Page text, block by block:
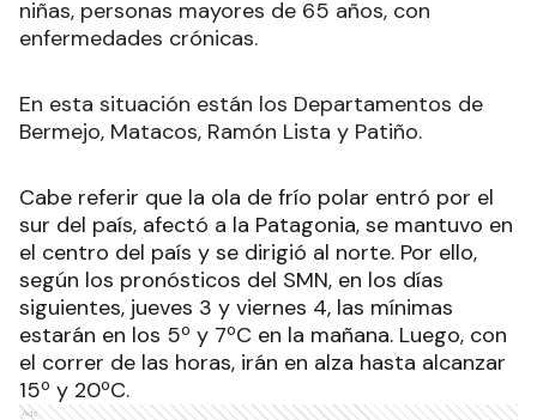
niñas, personas mayores de 65 años, con
enfermedades crónicas.
En esta situación están los Departamentos de
Bermejo, Matacos, Ramón Lista y Patiño.
Cabe referir que la ola de frío polar entró por el
sur del país, afectó a la Patagonia, se mantuvo en
el centro del país y se dirigió al norte. Por ello,
según los pronósticos del SMN, en los días
siguientes, jueves 3 y viernes 4, las mínimas
estarán en los 5º y 7ºC en la mañana. Luego, con
el correr de las horas, irán en alza hasta alcanzar
15º y 20ºC.
Ads